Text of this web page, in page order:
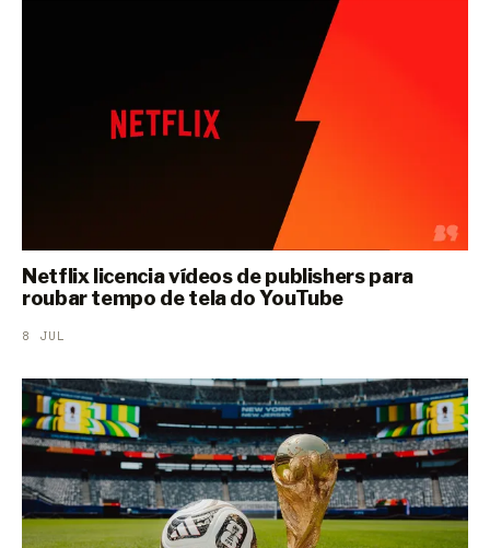
Netflix licencia vídeos de publishers para
roubar tempo de tela do YouTube
8 JUL